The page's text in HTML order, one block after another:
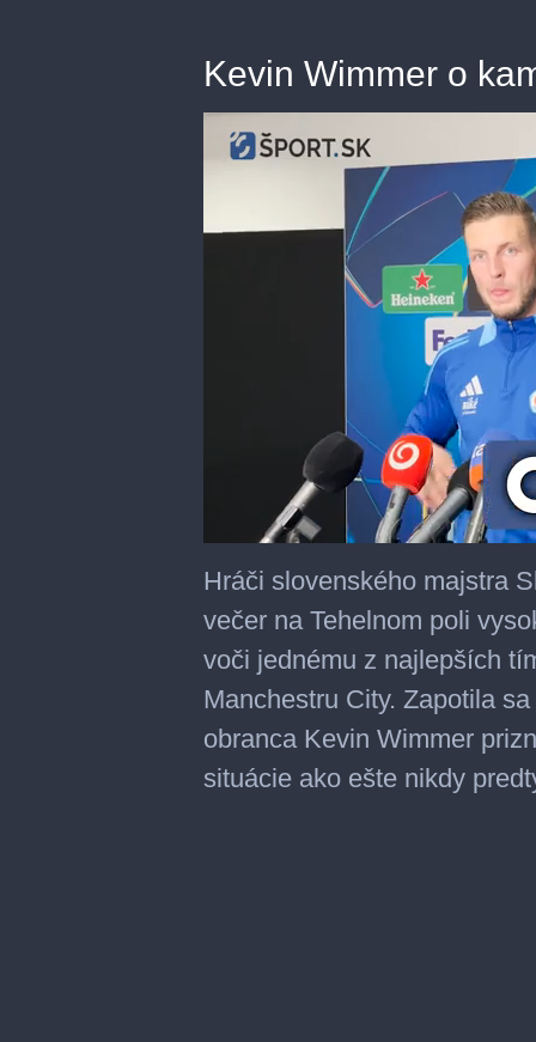
Kevin Wimmer o
seconds
of
seconds
Hráči slovenského majstra
večer na Tehelnom poli
voči jednému z najlepších
Manchestru City. Zapotila
obranca Kevin Wimmer
situácie ako ešte nikdy